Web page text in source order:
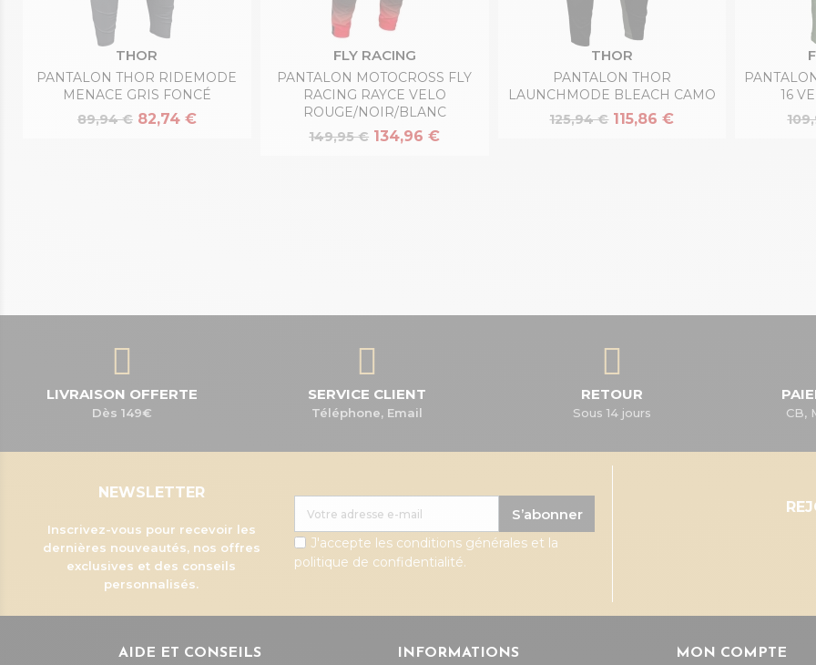
THOR
PANTALON THOR RIDEMODE
MENACE GRIS FONCÉ
89,94 € 82,74 €
FLY RACING
PANTALON MOTOCROSS FLY
RACING RAYCE VELO
ROUGE/NOIR/BLANC
149,95 € 134,96 €
THOR
PANTALON THOR
LAUNCHMODE BLEACH CAMO
125,94 € 115,86 €
16
LIVRAISON OFFERTE
Dès 149€
SERVICE CLIENT
Téléphone, Email
RETOUR
Sous 14 jours CB,
NEWSLETTER
Inscrivez-vous pour recevoir les
dernières nouveautés, nos offres
exclusives et des conseils
personnalisés.
S’abonner
J'accepte les conditions générales et la
politique de confidentialité.
AIDE ET CONSEILS INFORMATIONS MON COMPTE